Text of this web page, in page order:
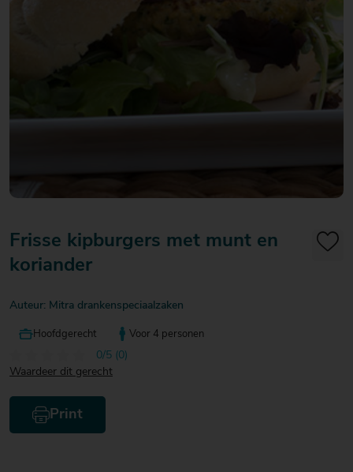
Actiefolder
30
20
Frisse kipburgers met munt en
koriander
Auteur: Mitra drankenspeciaalzaken
Hoofdgerecht Voor 4 personen
0/5 (0)
Waardeer dit gerecht
Print